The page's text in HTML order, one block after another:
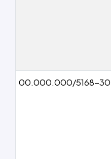
00.000.000/5168-30